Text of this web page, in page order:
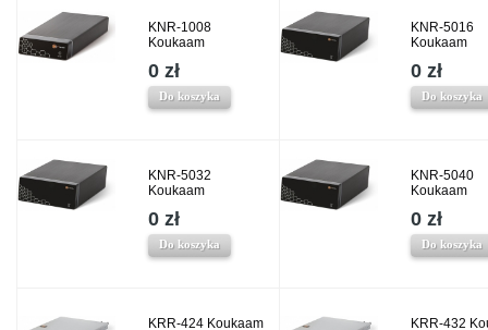
KNR-1008
Koukaam
0 zł
Do koszyka
KNR-5016
Koukaam
0 zł
Do koszyka
KNR-5032
Koukaam
0 zł
Do koszyka
KNR-5040
Koukaam
0 zł
Do koszyka
KRR-424 Koukaam KRR-432